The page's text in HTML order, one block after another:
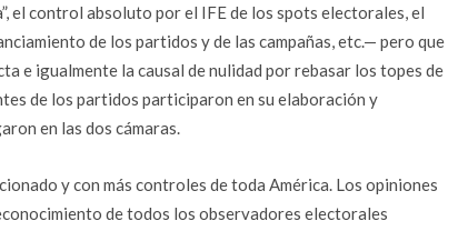
el control absoluto por el IFE de los spots electorales, el
de los partidos y de las campañas, etc.— pero que
e igualmente la causal de nulidad por rebasar los topes de
de los partidos participaron en su elaboración y
en las dos cámaras.
y con más controles de toda América. Los opiniones
de todos los observadores electorales